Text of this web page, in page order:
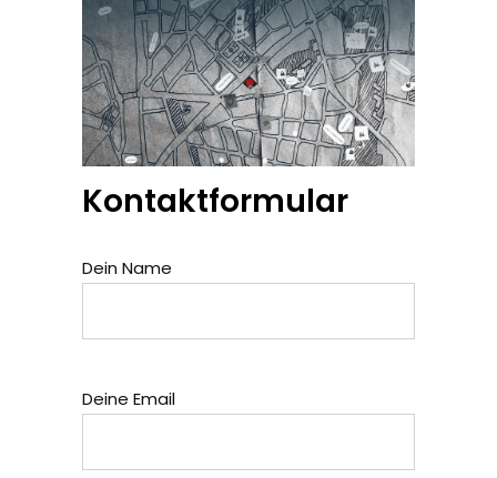
Kontaktformular
Dein Name
Deine Email